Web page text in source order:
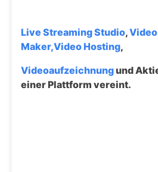
Live Streaming Studio,
Maker,Video Hosting,
Videoaufzeichnungund
einer Plattform vereint.